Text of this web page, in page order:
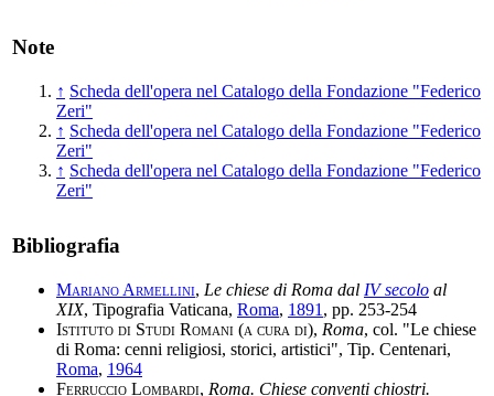
Note
↑ Scheda dell'opera nel Catalogo della Fondazione "Federico
Zeri"
↑ Scheda dell'opera nel Catalogo della Fondazione "Federico
Zeri"
↑ Scheda dell'opera nel Catalogo della Fondazione "Federico
Zeri"
Bibliografia
Mariano Armellini, Le chiese di Roma dal IV secolo al
XIX, Tipografia Vaticana, Roma, 1891, pp. 253-254
Istituto di Studi Romani (a cura di), Roma, col. "Le chiese
di Roma: cenni religiosi, storici, artistici", Tip. Centenari,
Roma, 1964
Ferruccio Lombardi, Roma. Chiese conventi chiostri.